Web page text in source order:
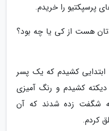
پرسپکتیو را خریدم.
هست از کی یا چه بود؟
ابتدایی کشیدم که یک پسر
دیکته کشیدم و رنگ آمیزی
شگفت زده شدند که آن
کردم.